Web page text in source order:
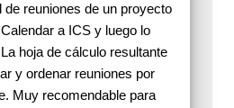
de reuniones de un proyecto
a ICS y luego lo
hoja de cálculo resultante
y ordenar reuniones por
Muy recomendable para